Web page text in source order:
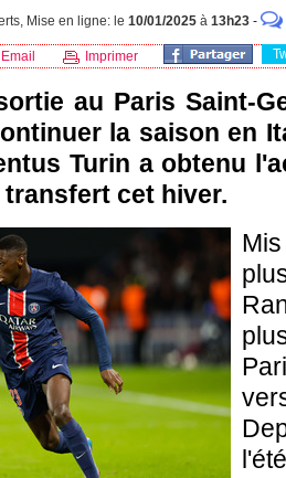
Mise en ligne: le 10/01/2025 à 13h23 -
Email Imprimer
au Paris Saint-
la saison en
Turin a obtenu
cet hiver.